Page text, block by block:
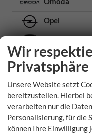
Opel
Polestar
Renault
Seat
Wir
Privatsphäre
Unsere Website setzt
bereitzustellen. Hierbei
verarbeiten nur die
Personalisierung, für die
können Ihre